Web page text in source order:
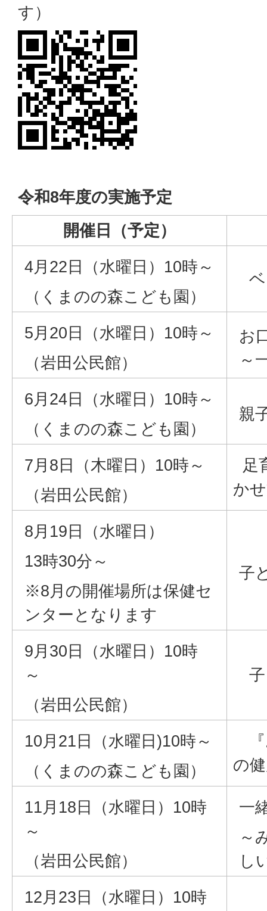
す）
令和8年度の実施予定
開催日（予定）
4月22日（水曜日）10時～
（くまのの森こども園）
ベ
5月20日（水曜日）10時～
（岩田公民館）
お
～
6月24日（水曜日）10時～
（くまのの森こども園）
親
7月8日（木曜日）10時～
（岩田公民館）
足
か
8月19日（水曜日）
13時30分～
※8月の開催場所は保健セ
ンターとなります
子
9月30日（水曜日）10時
～
（岩田公民館）
子
10月21日（水曜日)10時～
（くまのの森こども園）
『
の
11月18日（水曜日）10時
～
（岩田公民館）
一
～
し
12月23日（水曜日）10時